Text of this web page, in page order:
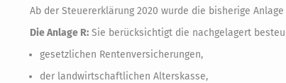
Ab der Steuererklärung 2020 wurde die bisherige
Die Anlage R: Sie berücksichtigt die nachgelagert
gesetzlichen Rentenversicherungen,
der landwirtschaftlichen Alterskasse,